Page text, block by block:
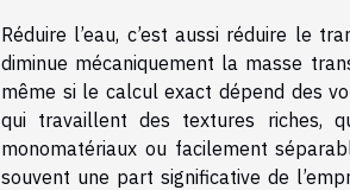
Réduire l’eau, c’est aussi réduire le
diminue mécaniquement la masse
même si le calcul exact dépend des
qui travaillent des textures riches,
monomatériaux ou facilement
souvent une part significative de